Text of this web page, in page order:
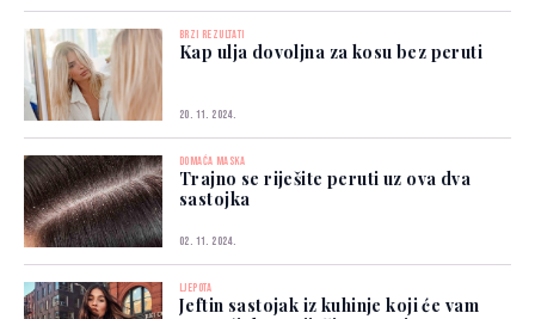
BRZI REZULTATI
Kap ulja dovoljna za kosu bez peruti
20. 11. 2024.
DOMAĆA MASKA
Trajno se riješite peruti uz ova dva
sastojka
02. 11. 2024.
LJEPOTA
Jeftin sastojak iz kuhinje koji će vam